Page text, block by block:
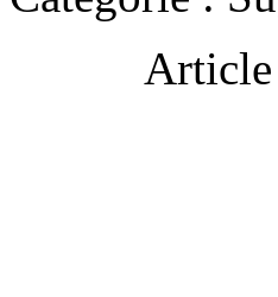
Article